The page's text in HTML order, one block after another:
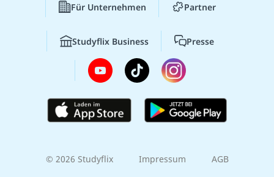
Für Unternehmen Partner
Studyflix Business Presse
© 2026 Studyflix Impressum AGB